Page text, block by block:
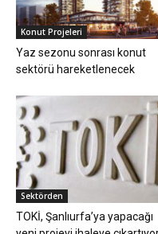
Konut Projeleri
Yaz sezonu sonrası konut
sektörü hareketlenecek
Sektörden
TOKİ, Şanlıurfa’ya yapacağı